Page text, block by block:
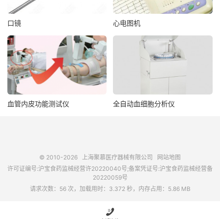
口镜 心电图机
血管内皮功能测试仪 全自动血细胞分析仪
© 2010-2026 上海聚慕医疗器械有限公司
网站地图
许可证编号:沪宝食药监械经营许20220040号;备案凭证号:沪宝食药监械经营备
20220059号
请求次数：56 次，加载用时：3.372 秒，内存占用：5.86 MB
